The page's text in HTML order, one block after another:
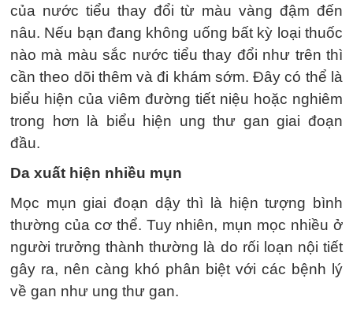
của nước tiểu thay đổi từ màu vàng đậm đến
nâu. Nếu bạn đang không uống bất kỳ loại thuốc
nào mà màu sắc nước tiểu thay đổi như trên thì
cần theo dõi thêm và đi khám sớm. Đây có thể là
biểu hiện của viêm đường tiết niệu hoặc nghiêm
trong hơn là biểu hiện ung thư gan giai đoạn
đầu.
Da xuất hiện nhiều mụn
Mọc mụn giai đoạn dậy thì là hiện tượng bình
thường của cơ thể. Tuy nhiên, mụn mọc nhiều ở
người trưởng thành thường là do rối loạn nội tiết
gây ra, nên càng khó phân biệt với các bệnh lý
về gan như ung thư gan.